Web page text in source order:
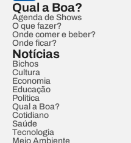
Qual a Boa?
Agenda de Shows
O que fazer?
Onde comer e beber?
Onde ficar?
Notícias
Bichos
Cultura
Economia
Educação
Política
Qual a Boa?
Cotidiano
Saúde
Tecnologia
Meio Ambiente